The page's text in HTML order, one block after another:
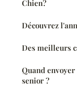
Chien?
Découvrez
Des meilleurs
Quand
senior ?